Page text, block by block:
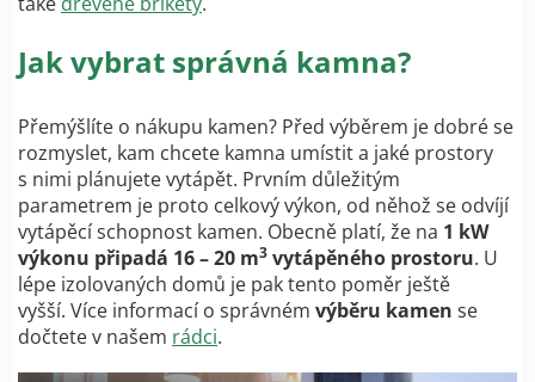
Jak vybrat správná kamna?
Přemýšlíte o nákupu kamen? Před výběrem je dobré se
rozmyslet, kam chcete kamna umístit a jaké prostory
s nimi plánujete vytápět. Prvním důležitým
parametrem je proto celkový výkon, od něhož se odvíjí
vytápěcí schopnost kamen. Obecně platí, že na 1 kW
výkonu připadá 16 – 20 m3 vytápěného prostoru. U
lépe izolovaných domů je pak tento poměr ještě
vyšší. Více informací o správném výběru kamen se
dočtete v našem rádci.